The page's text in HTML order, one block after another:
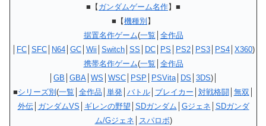
■【 ガンダムゲーム名作】■
■【機種別 】
据置名作ゲーム(一覧 全作品
FC SFC N64 GC Wii Switch SS DC PS PS2 PS3 PS4 X360)
携帯名作ゲーム(一覧 全作品
GB GBA WS WSC PSP PSVita│ DS 3DS)│
■シリーズ別 (一覧 全作品 単発│ バトル│ ブレイカー 対戦格闘 無双
外伝│ ガンダムVS ギレンの野望 SDガンダム Gジェネ SDガンダ
ム/Gジェネ
スパロボ)